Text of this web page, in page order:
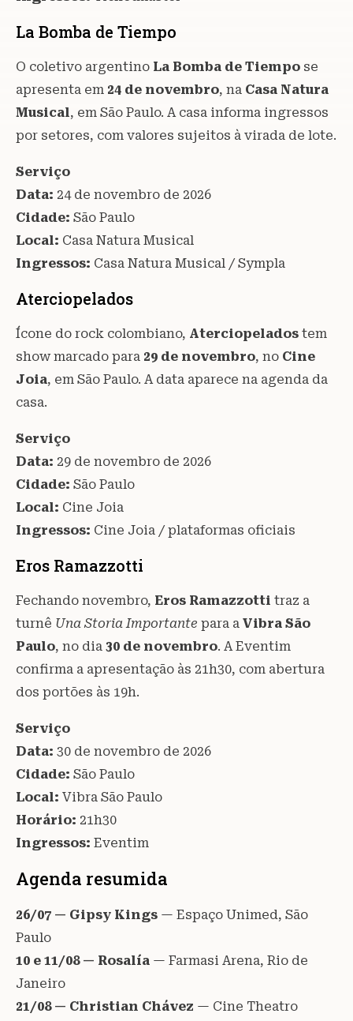
La Bomba de Tiempo
O coletivo argentino La Bomba de Tiempo se
apresenta em 24 de novembro, na Casa Natura
Musical, em São Paulo. A casa informa ingressos
por setores, com valores sujeitos à virada de lote.
Serviço
Data: 24 de novembro de 2026
Cidade: São Paulo
Local: Casa Natura Musical
Ingressos: Casa Natura Musical / Sympla
Aterciopelados
Ícone do rock colombiano, Aterciopelados tem
show marcado para 29 de novembro, no Cine
Joia, em São Paulo. A data aparece na agenda da
casa.
Serviço
Data: 29 de novembro de 2026
Cidade: São Paulo
Local: Cine Joia
Ingressos: Cine Joia / plataformas oficiais
Eros Ramazzotti
Fechando novembro, Eros Ramazzotti traz a
turnê Una Storia Importante para a Vibra São
Paulo, no dia 30 de novembro. A Eventim
confirma a apresentação às 21h30, com abertura
dos portões às 19h.
Serviço
Data: 30 de novembro de 2026
Cidade: São Paulo
Local: Vibra São Paulo
Horário: 21h30
Ingressos: Eventim
Agenda resumida
26/07 — Gipsy Kings — Espaço Unimed, São
Paulo
10 e 11/08 — Rosalía — Farmasi Arena, Rio de
Janeiro
21/08 — Christian Chávez — Cine Theatro